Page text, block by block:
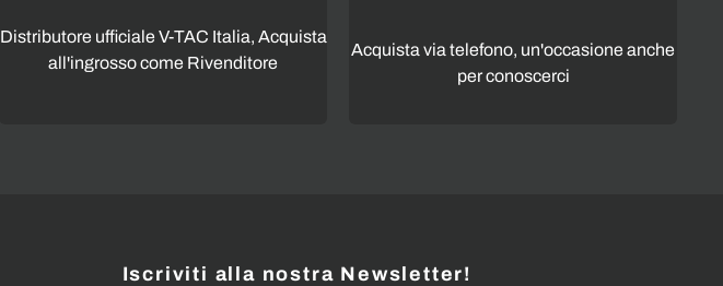
Distributore ufficiale V-TAC Italia, Acquista
all'ingrosso come Rivenditore
Acquista via telefono, un'occasione anche
per conoscerci
Iscriviti alla nostra Newsletter!